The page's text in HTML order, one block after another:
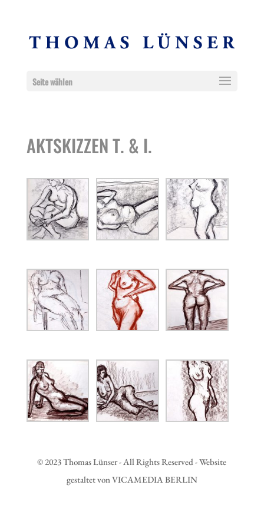
Seite wählen
AKTSKIZZEN T. & I.
© 2023 Thomas Lünser - All Rights Reserved - Website
gestaltet von VICAMEDIA BERLIN